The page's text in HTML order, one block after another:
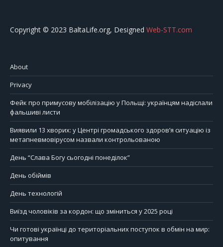
Copyright © 2023 BaltaLife.org, Designed Web-STT.com
About
Privacy
Фейк про примусову мобілізацію у Польщі: українцям надіслали
фальшиві листи
Виявили 13 хворих: у Центрі громадського здоров’я ситуацію із
метапневмовірусом назвали контрольованою
День “Слава Богу сьогодні понеділок”
День обіймів
День технологій
Виїзд чоловіків за кордон: що зміниться у 2025 році
Чи готові українці до територіальних поступок в обмін на мир:
опитування